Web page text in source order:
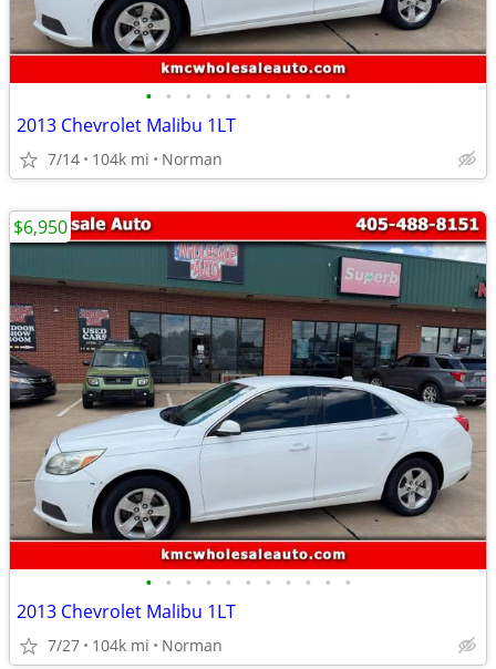
• • • • • • • • • • •
2013 Chevrolet Malibu 1LT
7/14 104k mi Norman
• • • • • • • • • • •
2013 Chevrolet Malibu 1LT
7/27 104k mi Norman
$6,950